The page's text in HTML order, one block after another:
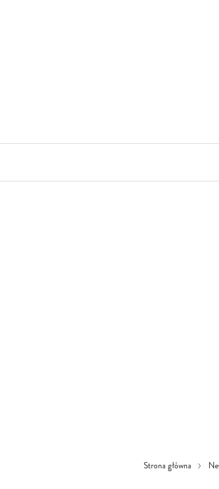
Strona główna